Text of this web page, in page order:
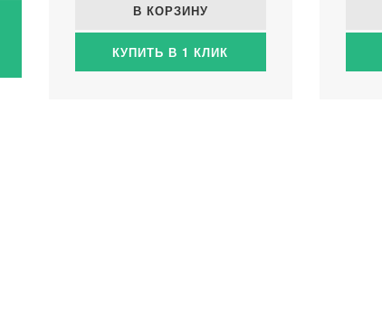
В КОРЗИНУ
КУПИТЬ В 1 КЛИК